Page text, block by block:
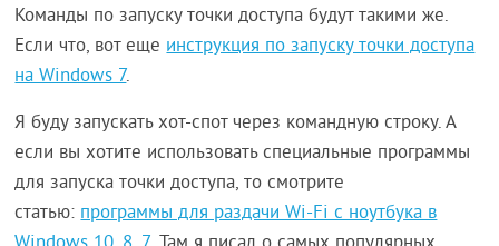
Команды по запуску точки доступа будут такими же.
Если что, вот ещеинструкция по запуску точки доступа
на Windows 7.
Я буду запускать хот-спот через командную строку. А
если вы хотите использовать специальные программы
для запуска точки доступа, то смотрите
статью:программы для раздачи Wi-Fi с ноутбука в